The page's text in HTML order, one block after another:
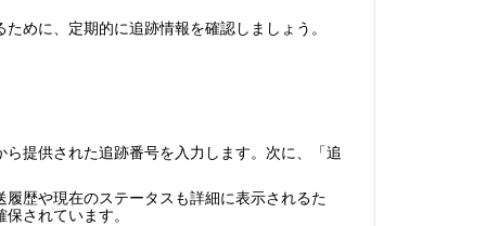
めに、定期的に追跡情報を確認しましょう。
提供された追跡番号を入力します。次に、「追
歴や現在のステータスも詳細に表示されるた
されています。